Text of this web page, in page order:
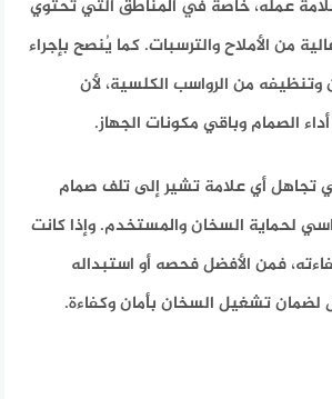
عمله، خاصة في المناطق التي تحتوي
من الأملاح والترسبات. كما يُنصح بإجراء
وتنظيفه من الرواسب الكلسية، لأن
الصمام وباقي مكونات الجهاز.
تجاهل أي علامة تشير إلى تلف صمام
لحماية السخان والمستخدم. وإذا كانت
فمن الأفضل فحصه أو استبداله
تشغيل السخان بأمان وكفاءة.